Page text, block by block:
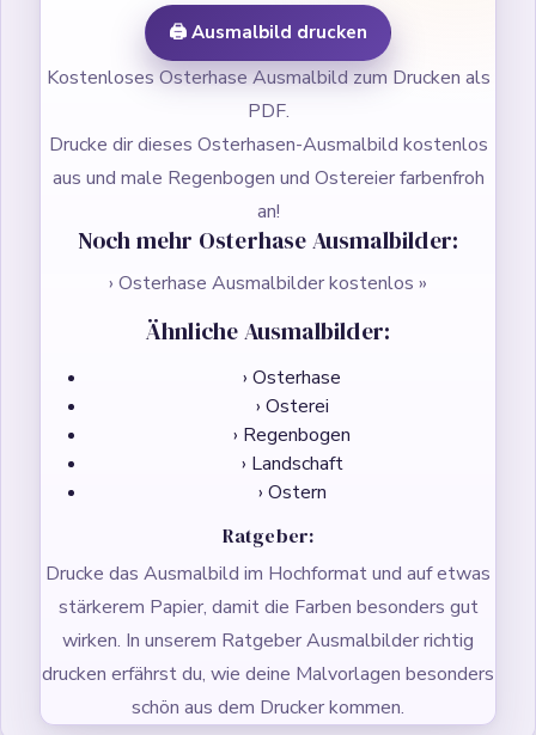
🖨️ Ausmalbild drucken
Kostenloses Osterhase Ausmalbild zum Drucken als
PDF.
Drucke dir dieses Osterhasen-Ausmalbild kostenlos
aus und male Regenbogen und Ostereier farbenfroh
an!
Noch mehr Osterhase Ausmalbilder:
› Osterhase Ausmalbilder kostenlos »
Ähnliche Ausmalbilder:
› Osterhase
› Osterei
› Regenbogen
› Landschaft
› Ostern
Ratgeber:
Drucke das Ausmalbild im Hochformat und auf etwas
stärkerem Papier, damit die Farben besonders gut
wirken. In unserem RatgeberAusmalbilder richtig
drucken erfährst du, wie deine Malvorlagen besonders
schön aus dem Drucker kommen.